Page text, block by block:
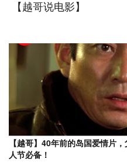
【越哥说电影】
【越哥】40年前的岛国爱情片
人节必备！